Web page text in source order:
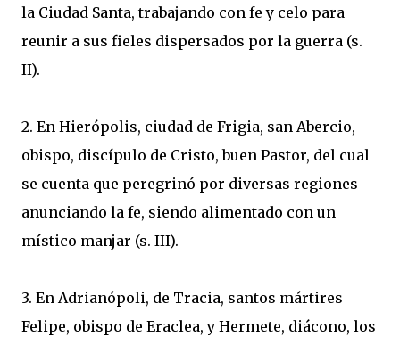
la Ciudad Santa, trabajando con fe y celo para
reunir a sus fieles dispersados por la guerra (s.
II).
2. En Hierópolis, ciudad de Frigia, san Abercio,
obispo, discípulo de Cristo, buen Pastor, del cual
se cuenta que peregrinó por diversas regiones
anunciando la fe, siendo alimentado con un
místico manjar (s. III).
3. En Adrianópoli, de Tracia, santos mártires
Felipe, obispo de Eraclea, y Hermete, diácono, los